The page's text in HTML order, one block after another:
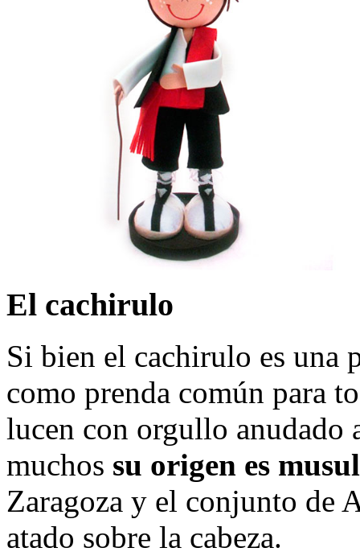
El cachirulo
Si bien el cachirulo es una
como prenda común para
lucen con orgullo anudado
muchos su origen es
Zaragoza y el conjunto de
atado sobre la cabeza.